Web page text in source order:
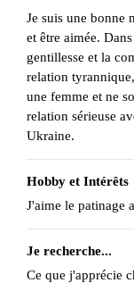
Je suis une bonne
et être aimée.
gentillesse et la
relation
une femme et ne
relation sérieuse
Ukraine.
Hobby et Intérêts
J'aime le patinage
Je recherche...
Ce que j'apprécie